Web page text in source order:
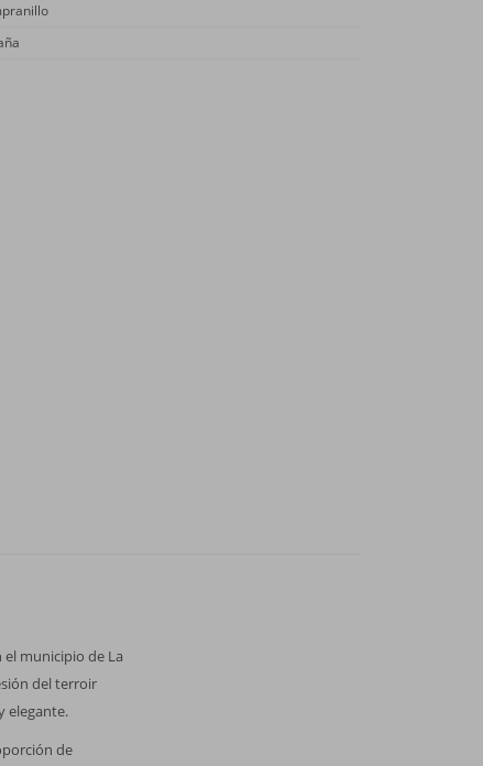
el municipio de La
del terroir
elegante.
de